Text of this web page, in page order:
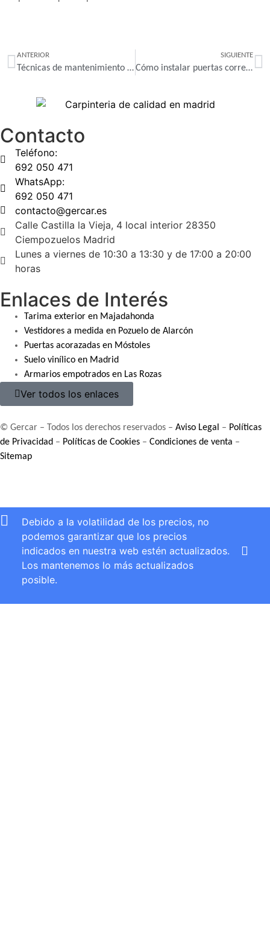
ANTERIOR
Técnicas de mantenimiento para armarios empotrados de madera
SIGUIENTE
Cómo instalar puertas correderas de madera
Contacto
Teléfono:
692 050 471
WhatsApp:
692 050 471
contacto@gercar.es
Calle Castilla la Vieja, 4 local interior 28350
Ciempozuelos Madrid
Lunes a viernes de 10:30 a 13:30 y de 17:00 a 20:00
horas
Enlaces de Interés
Tarima exterior en Majadahonda
Vestidores a medida en Pozuelo de Alarcón
Puertas acorazadas en Móstoles
Suelo vinílico en Madrid
Armarios empotrados en Las Rozas
Ver todos los enlaces
© Gercar – Todos los derechos reservados – Aviso Legal – Políticas
de Privacidad – Políticas de Cookies – Condiciones de venta –
Sitemap
Debido a la volatilidad de los precios, no
podemos garantizar que los precios
indicados en nuestra web estén actualizados.
Los mantenemos lo más actualizados
posible.